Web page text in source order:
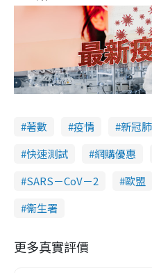
著數 疫情 新冠
快速測試
網購優惠
SARS－CoV－2
歐盟
衞生署
更多真實評價